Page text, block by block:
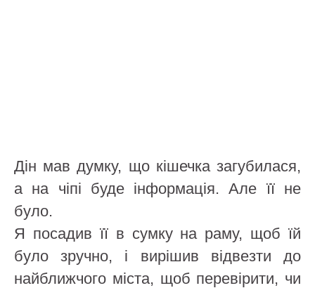
Дін мав думку, що кішечка загубилася,
а на чіпі буде інформація. Але її не
було.
Я посадив її в сумку на раму, щоб їй
було зручно, і вирішив відвезти до
найближчого міста, щоб перевірити, чи